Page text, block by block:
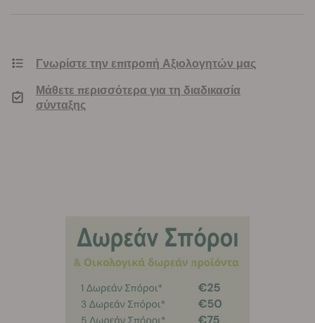
Γνωρίστε την επιτροπή Αξιολογητών μας
Μάθετε περισσότερα για τη διαδικασία
σύνταξης